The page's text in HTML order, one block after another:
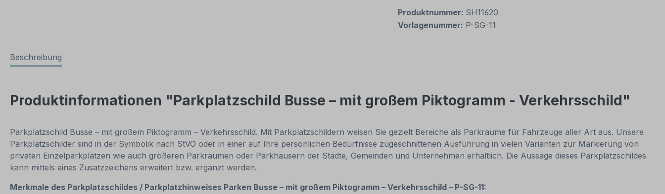
Produktnummer: SH11620
Vorlagenummer: P-SG-11
Beschreibung
Produktinformationen "Parkplatzschild Busse – mit großem Piktogramm - Verkehrsschild"
Parkplatzschild Busse – mit großem Piktogramm – Verkehrsschild. Mit Parkplatzschildern weisen Sie gezielt Bereiche als Parkräume für Fahrzeuge aller Art aus. Unsere
Parkplatzschilder sind in der Symbolik nach StVO oder in einer auf Ihre persönlichen Bedürfnisse zugeschnittenen Ausführung in vielen Varianten zur Markierung von
privaten Einzelparkplätzen wie auch größeren Parkräumen oder Parkhäusern der Städte, Gemeinden und Unternehmen erhältlich. Die Aussage dieses Parkplatzschildes
kann mittels eines Zusatzzeichens erweitert bzw. ergänzt werden.
Merkmale des Parkplatzschildes / Parkplatzhinweises Parken Busse – mit großem Piktogramm – Verkehrsschild – P-SG-11: